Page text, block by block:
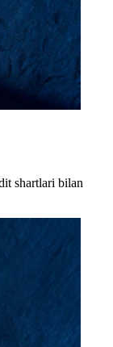
shartlari bilan